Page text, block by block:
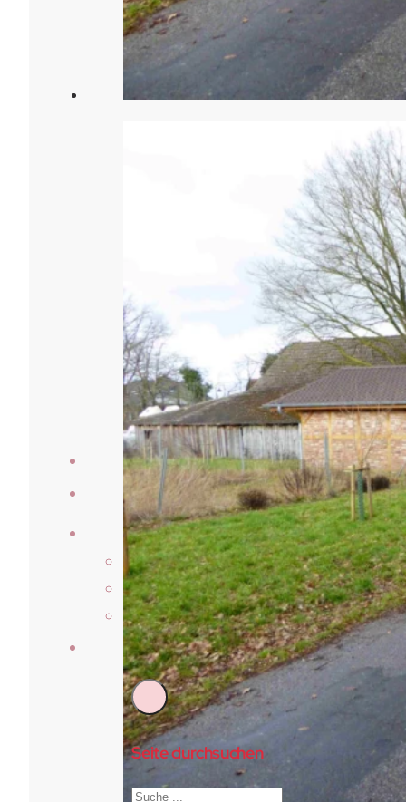
Veranstaltungen
Laufberichte
Der Verein
Über Uns
Vorstand & Beirat
Satzung
Kontakt
Seite durchsuchen
Suchen